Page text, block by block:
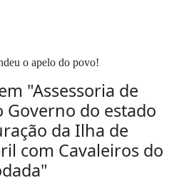
o apelo do povo!
"Assessoria de
Governo do estado
da Ilha de
com Cavaleiros do
"